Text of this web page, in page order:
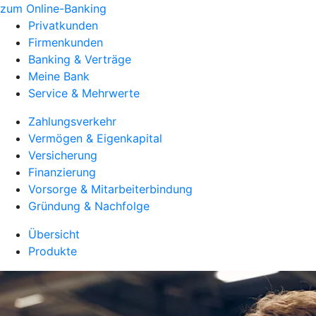
zum Online-Banking
Privatkunden
Firmenkunden
Banking & Verträge
Meine Bank
Service & Mehrwerte
Zahlungsverkehr
Vermögen & Eigenkapital
Versicherung
Finanzierung
Vorsorge & Mitarbeiterbindung
Gründung & Nachfolge
Übersicht
Produkte